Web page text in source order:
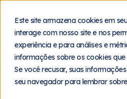
Este site armazena cookies em
interage com nosso site e nos
experiência e para análises e
informações sobre os cookies
Se você recusar, suas
seu navegador para lembrar
Blog
Voltar